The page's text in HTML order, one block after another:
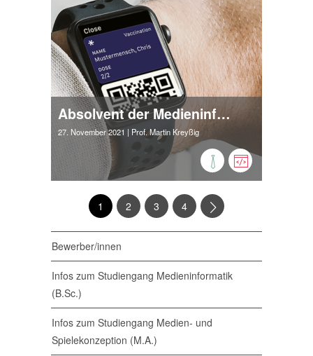
Absolvent der Medieninformatik entwickelt Good-Will Projekt „COVID Pass“
27. November 2021 | Prof. Martin Kreyßig
1 2 3 4
Bewerber/innen
Infos zum Studiengang Medieninformatik
(B.Sc.)
Infos zum Studiengang Medien- und
Spielekonzeption (M.A.)